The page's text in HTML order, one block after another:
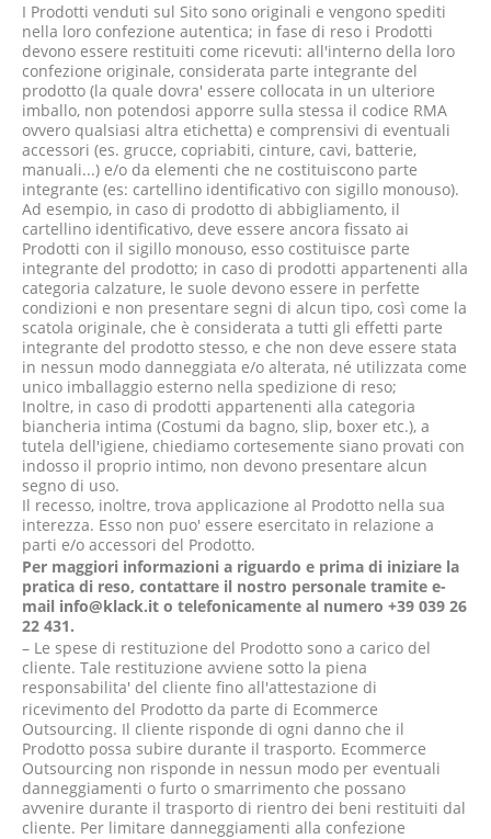
I Prodotti venduti sul Sito sono originali e vengono spediti
nella loro confezione autentica; in fase di reso i Prodotti
devono essere restituiti come ricevuti: all'interno della loro
confezione originale, considerata parte integrante del
prodotto (la quale dovra' essere collocata in un ulteriore
imballo, non potendosi apporre sulla stessa il codice RMA
ovvero qualsiasi altra etichetta) e comprensivi di eventuali
accessori (es. grucce, copriabiti, cinture, cavi, batterie,
manuali...) e/o da elementi che ne costituiscono parte
integrante (es: cartellino identificativo con sigillo monouso).
Ad esempio, in caso di prodotto di abbigliamento, il
cartellino identificativo, deve essere ancora fissato ai
Prodotti con il sigillo monouso, esso costituisce parte
integrante del prodotto; in caso di prodotti appartenenti alla
categoria calzature, le suole devono essere in perfette
condizioni e non presentare segni di alcun tipo, così come la
scatola originale, che è considerata a tutti gli effetti parte
integrante del prodotto stesso, e che non deve essere stata
in nessun modo danneggiata e/o alterata, né utilizzata come
unico imballaggio esterno nella spedizione di reso;
Inoltre, in caso di prodotti appartenenti alla categoria
biancheria intima (Costumi da bagno, slip, boxer etc.), a
tutela dell'igiene, chiediamo cortesemente siano provati con
indosso il proprio intimo, non devono presentare alcun
segno di uso.
Il recesso, inoltre, trova applicazione al Prodotto nella sua
interezza. Esso non puo' essere esercitato in relazione a
parti e/o accessori del Prodotto.
Per maggiori informazioni a riguardo e prima di iniziare la
pratica di reso, contattare il nostro personale tramite e-
mail info@klack.it o telefonicamente al numero +39 039 26
22 431.
– Le spese di restituzione del Prodotto sono a carico del
cliente. Tale restituzione avviene sotto la piena
responsabilita' del cliente fino all'attestazione di
ricevimento del Prodotto da parte di Ecommerce
Outsourcing. Il cliente risponde di ogni danno che il
Prodotto possa subire durante il trasporto. Ecommerce
Outsourcing non risponde in nessun modo per eventuali
danneggiamenti o furto o smarrimento che possano
avvenire durante il trasporto di rientro dei beni restituiti dal
cliente. Per limitare danneggiamenti alla confezione